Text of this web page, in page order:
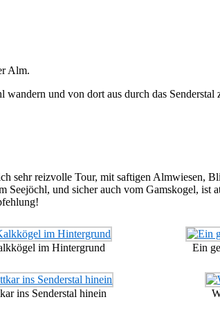
Alm.
und von dort aus durch das
sehr reizvolle Tour, mit saftigen Almwiesen,
und sicher auch vom Gamskogel, ist
im Hintergrund Ein
ins Senderstal hinein